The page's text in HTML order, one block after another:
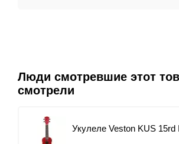
Люди смотревшие этот
смотрели
Укулеле Veston KUS 15rd